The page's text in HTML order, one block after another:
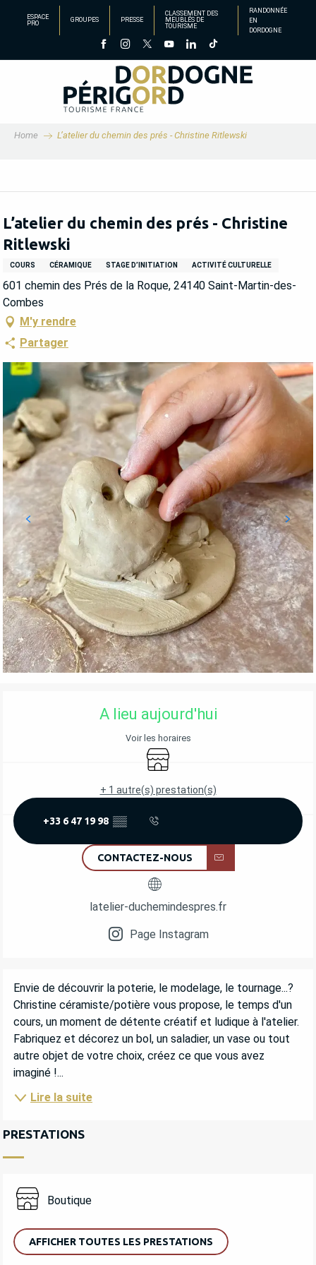
principal
ESPACE
PRO
GROUPES PRESSE
CLASSEMENT DES
MEUBLÉS DE
TOURISME
RANDONNÉE
EN
DORDOGNE
Home L’atelier du chemin des prés - Christine Ritlewski
L’atelier du chemin des prés - Christine
Ritlewski
COURS CÉRAMIQUE STAGE D’INITIATION ACTIVITÉ CULTURELLE
601 chemin des Prés de la Roque, 24140 Saint-Martin-des-
Combes
M'y rendre
Partager
OUVERTURE ET COORDONNÉES
A lieu aujourd'hui
Voir les horaires
Boutique
+ 1 autre(s) prestation(s)
+33 6 47 19 98 ▒▒
CONTACTEZ-NOUS
latelier-duchemindespres.fr
Page Instagram
DESCRIPTION
Envie de découvrir la poterie, le modelage, le tournage...?
Christine céramiste/potière vous propose, le temps d'un
cours, un moment de détente créatif et ludique à l'atelier.
Fabriquez et décorez un bol, un saladier, un vase ou tout
autre objet de votre choix, créez ce que vous avez
imaginé !...
Lire la suite
PRESTATIONS
Boutique
AFFICHER TOUTES LES PRESTATIONS